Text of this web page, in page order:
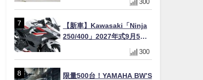
前法拉利工程師打造、碳纖
V 雙全解析
300
【新車】Kawasaki「Ninja
250/400」2027年式9月5日
日本發售！新塗裝登場×價格
不變×輔助滑動式離合器
300
限量500台！YAMAHA BW’S